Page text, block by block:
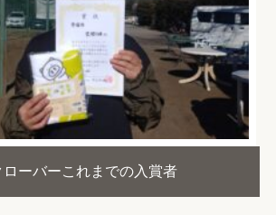
ローバーこれまでの入賞者